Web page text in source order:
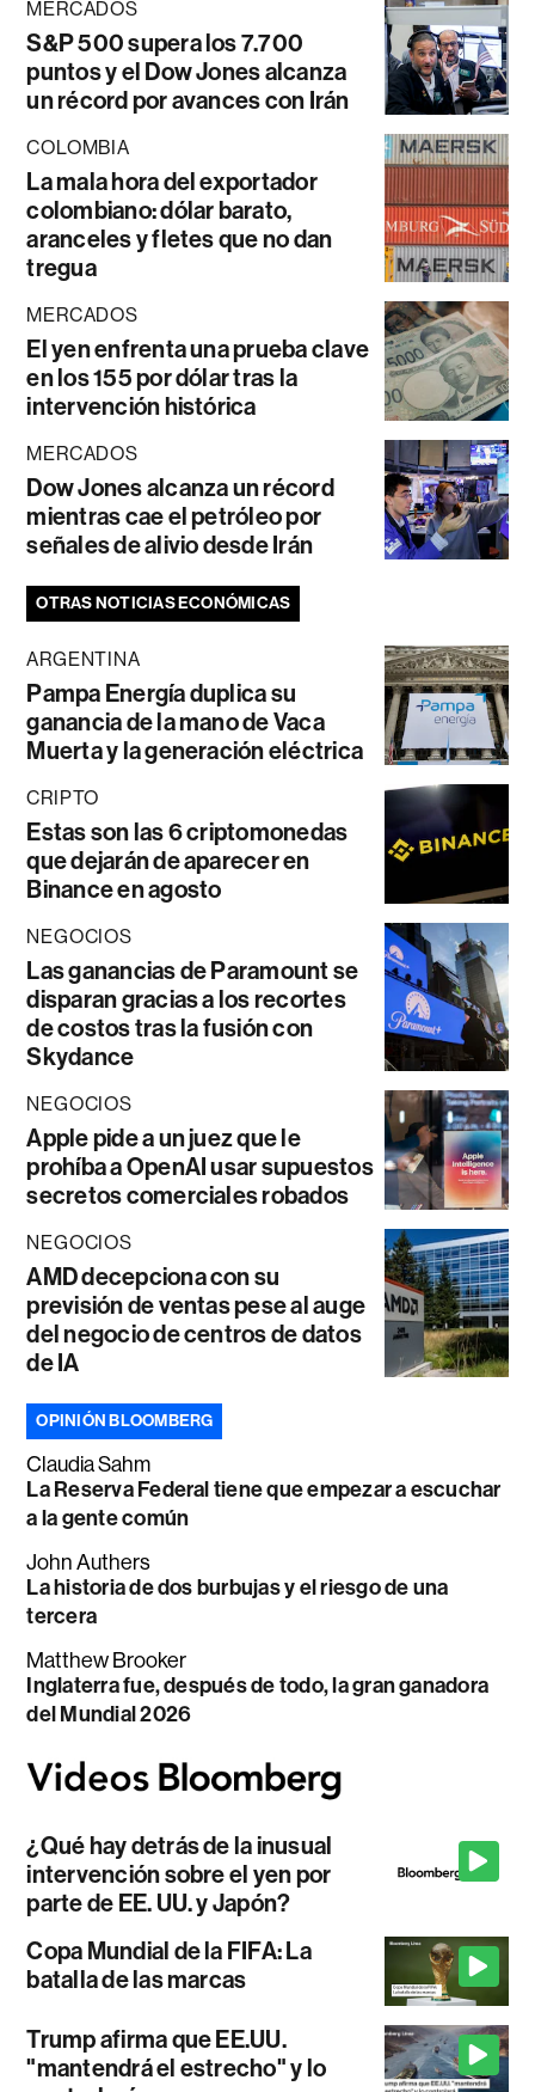
MERCADOS
S&P 500 supera los 7.700
puntos y el Dow Jones alcanza
un récord por avances con Irán
COLOMBIA
La mala hora del exportador
colombiano: dólar barato,
aranceles y fletes que no dan
tregua
MERCADOS
El yen enfrenta una prueba clave
en los 155 por dólar tras la
intervención histórica
MERCADOS
Dow Jones alcanza un récord
mientras cae el petróleo por
señales de alivio desde Irán
OTRAS NOTICIAS ECONÓMICAS
ARGENTINA
Pampa Energía duplica su
ganancia de la mano de Vaca
Muerta y la generación eléctrica
CRIPTO
Estas son las 6 criptomonedas
que dejarán de aparecer en
Binance en agosto
NEGOCIOS
Las ganancias de Paramount se
disparan gracias a los recortes
de costos tras la fusión con
Skydance
NEGOCIOS
Apple pide a un juez que le
prohíba a OpenAI usar supuestos
secretos comerciales robados
NEGOCIOS
AMD decepciona con su
previsión de ventas pese al auge
del negocio de centros de datos
de IA
OPINIÓN BLOOMBERG
Claudia Sahm
La Reserva Federal tiene que empezar a escuchar
a la gente común
John Authers
La historia de dos burbujas y el riesgo de una
tercera
Matthew Brooker
Inglaterra fue, después de todo, la gran ganadora
del Mundial 2026
¿Qué hay detrás de la inusual
intervención sobre el yen por
parte de EE. UU. y Japón?
Copa Mundial de la FIFA: La
batalla de las marcas
Trump afirma que EE.UU.
"mantendrá el estrecho" y lo